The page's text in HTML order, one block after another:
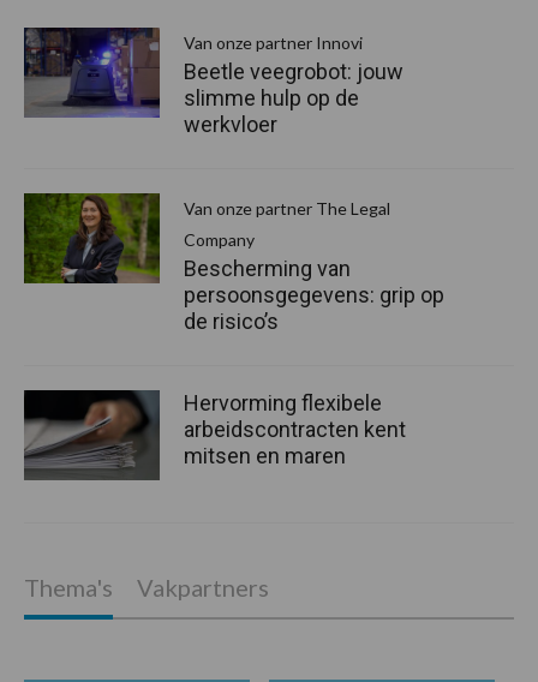
Van onze partner Innovi
Beetle veegrobot: jouw
slimme hulp op de
werkvloer
Van onze partner The Legal
Company
Bescherming van
persoonsgegevens: grip op
de risico’s
Hervorming flexibele
arbeidscontracten kent
mitsen en maren
Thema's Vakpartners